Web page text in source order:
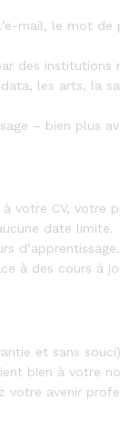
mail, le mot
institutions
les arts, la
– bien plus
votre CV, votre
date limite.
d’apprentissage.
à des cours à
et sans
bien à votre
votre avenir